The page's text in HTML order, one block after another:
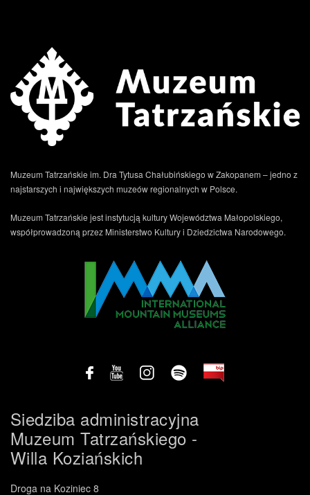
Muzeum Tatrzańskie im. Dra Tytusa Chałubińskiego w Zakopanem – jedno z
najstarszych i największych muzeów regionalnych w Polsce.
Muzeum Tatrzańskie jest instytucją kultury Województwa Małopolskiego,
współprowadzoną przez Ministerstwo Kultury i Dziedzictwa Narodowego.
Siedziba administracyjna
Muzeum Tatrzańskiego -
Willa Koziańskich
Droga na Koziniec 8